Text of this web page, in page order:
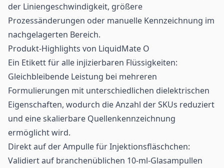
der Liniengeschwindigkeit, größere
Prozessänderungen oder manuelle Kennzeichnung im
nachgelagerten Bereich.
Produkt-Highlights von LiquidMate O
Ein Etikett für alle injizierbaren Flüssigkeiten:
Gleichbleibende Leistung bei mehreren
Formulierungen mit unterschiedlichen dielektrischen
Eigenschaften, wodurch die Anzahl der SKUs reduziert
und eine skalierbare Quellenkennzeichnung
ermöglicht wird.
Direkt auf der Ampulle für Injektionsfläschchen:
Validiert auf branchenüblichen 10-ml-Glasampullen